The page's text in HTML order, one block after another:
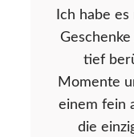
Ich habe
tief
Momente
einem fein
die